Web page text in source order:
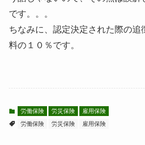
です。。。
ちなみに、認定決定された際の追
料の１０％です。
労働保険 労災保険
雇用保険
労働保険
労災保険 雇用保険